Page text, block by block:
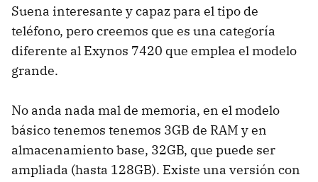
Suena interesante y capaz para el tipo de
teléfono, pero creemos que es una categoría
diferente al Exynos 7420 que emplea el modelo
grande.
No anda nada mal de memoria, en el modelo
básico tenemos tenemos 3GB de RAM y en
almacenamiento base, 32GB, que puede ser
ampliada (hasta 128GB). Existe una versión con